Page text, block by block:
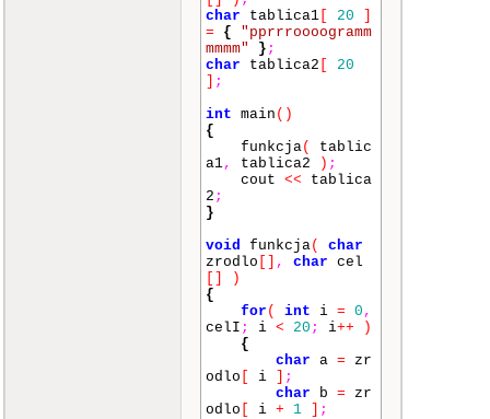
char tablica1 20
=
{
"pprrroooogramm
mmmm"
} ;
char tablica2
20
;
int main ()
{
funkcja(
tablic
a1, tablica2 ) ;
cout << tablica
2 ;
}
void funkcja(
char
zrodlo
, char cel
)
{
for ( int i = 0 ,
celI ; i < 20 ; i++
)
{
char a = zr
odlo
i
;
char b = zr
odlo
i + 1
;